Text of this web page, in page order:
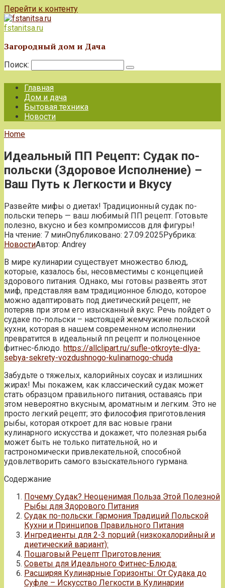
Перейти к контенту
fstanitsa.ru
Загородный дом и Дача
Поиск:
Главная
Дом и дача
Бытовая техника
Новости
Home
Идеальный ПП Рецепт: Судак по-
польски (Здоровое Исполнение) –
Ваш Путь к Легкости и Вкусу
Развейте мифы о диетах! Традиционный судак по-
польски теперь — ваш любимый ПП рецепт. Готовьте
полезно, вкусно и без компромиссов для фигуры!
На чтение: 7 минОпубликовано: 27.09.2025Рубрика:
НовостиАвтор: Andrey
В мире кулинарии существует множество блюд,
которые, казалось бы, несовместимы с концепцией
здорового питания. Однако, мы готовы развеять этот
миф, представляя вам традиционное блюдо, которое
можно адаптировать под диетический рецепт, не
потеряв при этом его изысканный вкус. Речь пойдет о
судаке по-польски – настоящей жемчужине польской
кухни, которая в нашем современном исполнении
превратится в идеальный пп рецепт и полноценное
фитнес-блюдо. https://allclipart.ru/sufle-otkroyte-dlya-
sebya-sekrety-vozdushnogo-kulinarnogo-chuda
Забудьте о тяжелых, калорийных соусах и излишних
жирах! Мы покажем, как классический судак может
стать образцом правильного питания, оставаясь при
этом невероятно вкусным, ароматным и легким. Это не
просто легкий рецепт; это философия приготовления
рыбы, которая откроет для вас новые грани
кулинарного искусства и докажет, что полезная рыба
может быть не только питательной, но и
гастрономически привлекательной, способной
удовлетворить самого взыскательного гурмана.
Содержание
Почему Судак? Неоценимая Польза Этой Полезной
Рыбы для Здорового Питания
Судак по-польски: Гармония Традиций Польской
Кухни и Принципов Правильного Питания
Ингредиенты для 2-3 порций (низкокалорийный и
диетический вариант):
Пошаговый Рецепт Приготовления:
Советы для Идеального Фитнес-Блюда:
Расширяя Кулинарные Горизонты: От Судака до
Суфле – Искусство Легкости в Кулинарии